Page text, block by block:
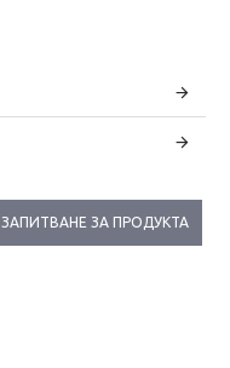
ЗАПИТВАНЕ ЗА ПРОДУКТА